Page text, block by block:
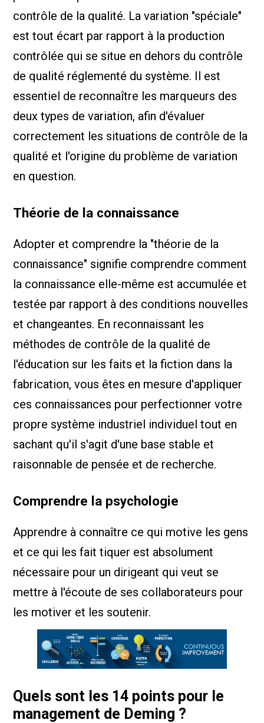
contrôle de la qualité. La variation "spéciale"
est tout écart par rapport à la production
contrôlée qui se situe en dehors du contrôle
de qualité réglementé du système. Il est
essentiel de reconnaître les marqueurs des
deux types de variation, afin d'évaluer
correctement les situations de contrôle de la
qualité et l'origine du problème de variation
en question.
Théorie de la connaissance
Adopter et comprendre la "théorie de la
connaissance" signifie comprendre comment
la connaissance elle-même est accumulée et
testée par rapport à des conditions nouvelles
et changeantes. En reconnaissant les
méthodes de contrôle de la qualité de
l'éducation sur les faits et la fiction dans la
fabrication, vous êtes en mesure d'appliquer
ces connaissances pour perfectionner votre
propre système industriel individuel tout en
sachant qu'il s'agit d'une base stable et
raisonnable de pensée et de recherche.
Comprendre la psychologie
Apprendre à connaître ce qui motive les gens
et ce qui les fait tiquer est absolument
nécessaire pour un dirigeant qui veut se
mettre à l'écoute de ses collaborateurs pour
les motiver et les soutenir.
Quels sont les 14 points pour le
management de Deming ?